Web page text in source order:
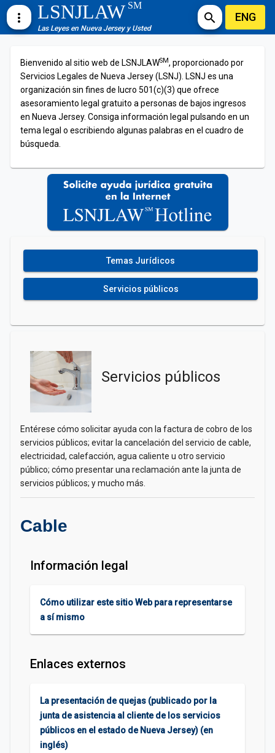
more_vert LSNJLAWSM
Las Leyes en Nueva Jersey y Usted
search ENG
Bienvenido al sitio web de LSNJLAWSM, proporcionado por
Servicios Legales de Nueva Jersey (LSNJ). LSNJ es una
organización sin fines de lucro 501(c)(3) que ofrece
asesoramiento legal gratuito a personas de bajos ingresos
en Nueva Jersey. Consiga información legal pulsando en un
tema legal o escribiendo algunas palabras en el cuadro de
búsqueda.
Temas Jurídicos
Servicios públicos
Servicios públicos
Entérese cómo solicitar ayuda con la factura de cobro de los
servicios públicos; evitar la cancelación del servicio de cable,
electricidad, calefacción, agua caliente u otro servicio
público; cómo presentar una reclamación ante la junta de
servicios públicos; y mucho más.
Cable
Información legal
Cómo utilizar este sitio Web para representarse
a sí mismo
Enlaces externos
La presentación de quejas (publicado por la
junta de asistencia al cliente de los servicios
públicos en el estado de Nueva Jersey) (en
inglés)